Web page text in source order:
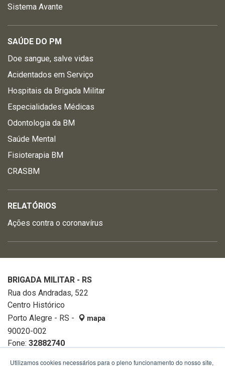
Sistema Avante
SAÚDE DO PM
Doe sangue, salve vidas
Acidentados em Serviço
Hospitais da Brigada Militar
Especialidades Médicas
Odontologia da BM
Saúde Mental
Fisioterapia BM
CRASBM
RELATÓRIOS
Ações contra o coronavírus
BRIGADA MILITAR - RS
Rua dos Andradas, 522
Centro Histórico
Porto Alegre - RS -
mapa
90020-002
Fone: 32882740
Utilizamos cookies necessários para o pleno funcionamento do nosso site,